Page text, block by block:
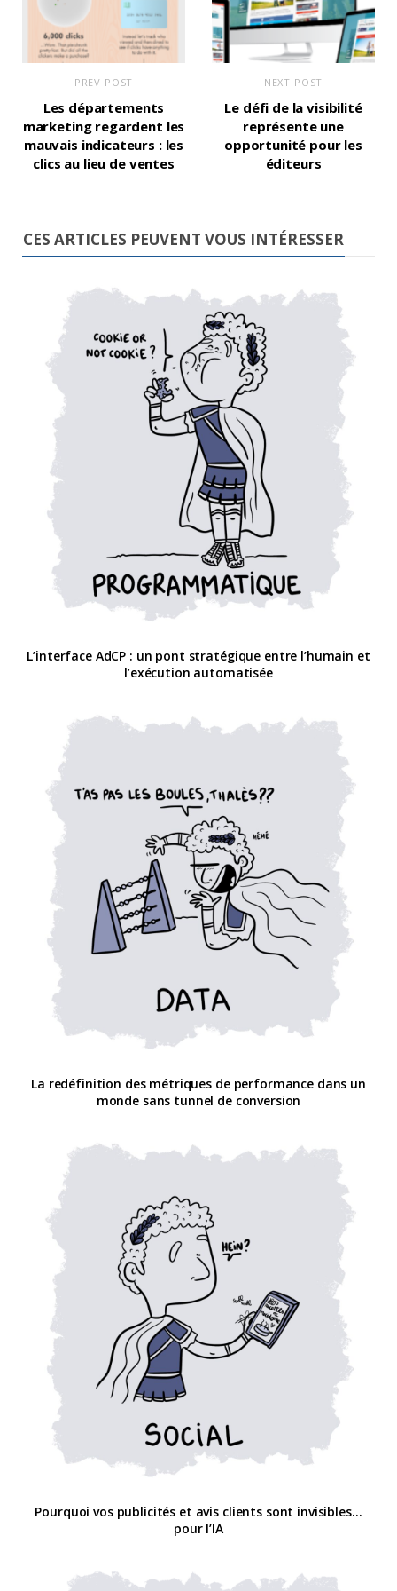
PREV POST
Les départements
marketing regardent les
mauvais indicateurs : les
clics au lieu de ventes
NEXT POST
Le défi de la visibilité
représente une
opportunité pour les
éditeurs
CES ARTICLES PEUVENT VOUS INTÉRESSER
L’interface AdCP : un pont stratégique entre l’humain et
l’exécution automatisée
La redéfinition des métriques de performance dans un
monde sans tunnel de conversion
Pourquoi vos publicités et avis clients sont invisibles…
pour l’IA